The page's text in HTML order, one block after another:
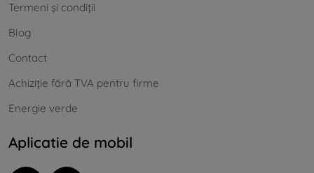
Termeni și condiții
Blog
Contact
Achiziție fără TVA pentru firme
Energie verde
Aplicatie de mobil